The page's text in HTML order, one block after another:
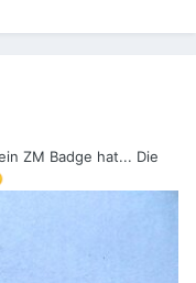
ZM Badge hat... Die